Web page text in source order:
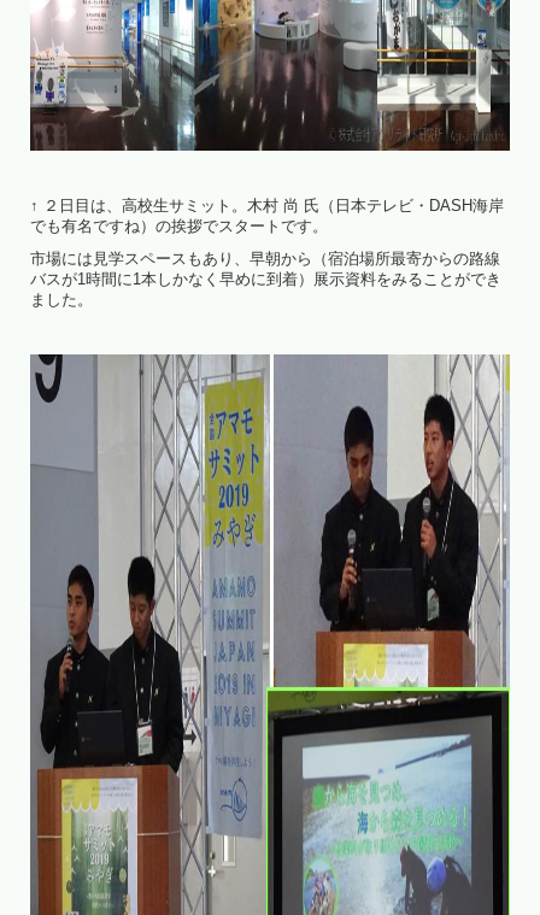
↑ ２日目は、高校生サミット。木村 尚 氏（日本テレビ・DASH海岸
でも有名ですね）の挨拶でスタートです。
市場には見学スペースもあり、早朝から（宿泊場所最寄からの路線
バスが1時間に1本しかなく早めに到着）展示資料をみることができ
ました。